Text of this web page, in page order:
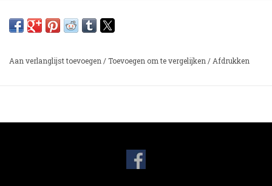
Aan verlanglijst toevoegen/Toevoegen om te vergelijken/Afdrukken